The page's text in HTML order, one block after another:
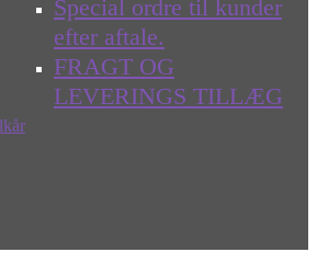
Special ordre til kunder
efter aftale.
FRAGT OG
LEVERINGS TILLÆG